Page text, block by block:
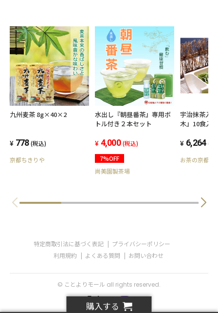
購入する
九州麦茶 8g×40×2
778 (税込)
京都ちきりや
水出し『朝昼番茶』専用ボ
トル付き２本セット
4,000 (税込)
7%OFF
尚美園製茶場
宇治抹茶入
木』10食入
6,264 (税
お茶の京都の
特定商取引法に基づく表記
プライバシーポリシー
利用規約
よくある質問 お問い合わせ
© ことよりモール all rights reserved.